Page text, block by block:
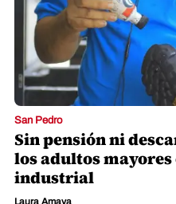
San Pedro
Sin pensión ni
los adultos
industrial
Laura Amaya